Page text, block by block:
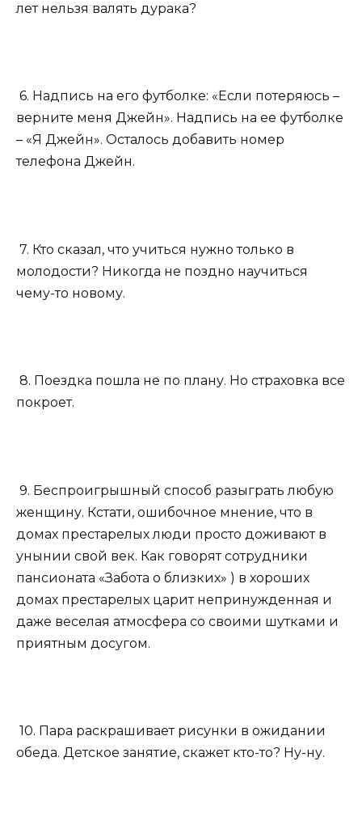
лет нельзя валять дурака?
6. Надпись на его футболке: «Если потеряюсь –
верните меня Джейн». Надпись на ее футболке
– «Я Джейн». Осталось добавить номер
телефона Джейн.
7. Кто сказал, что учиться нужно только в
молодости? Никогда не поздно научиться
чему-то новому.
8. Поездка пошла не по плану. Но страховка все
покроет.
9. Беспроигрышный способ разыграть любую
женщину. Кстати, ошибочное мнение, что в
домах престарелых люди просто доживают в
унынии свой век. Как говорят сотрудники
пансионата «Забота о близких» ) в хороших
домах престарелых царит непринужденная и
даже веселая атмосфера со своими шутками и
приятным досугом.
10. Пара раскрашивает рисунки в ожидании
обеда. Детское занятие, скажет кто-то? Ну-ну.